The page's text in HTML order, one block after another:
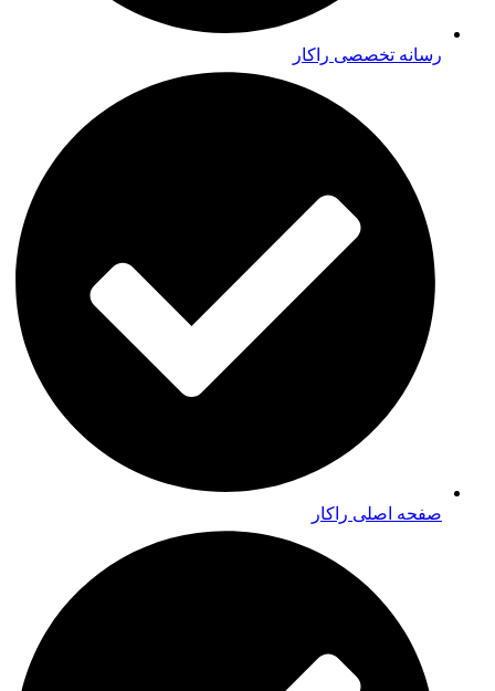
رسانه تخصصی راکار
صفحه اصلی راکار